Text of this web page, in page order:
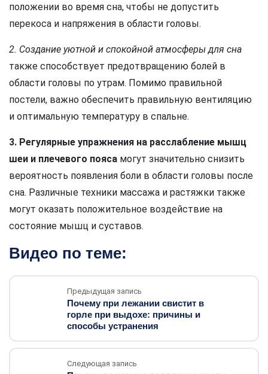
положении во время сна, чтобы не допустить
перекоса и напряжения в области головы.
2. Создание уютной и спокойной атмосферы для сна
также способствует предотвращению болей в
области головы по утрам. Помимо правильной
постели, важно обеспечить правильную вентиляцию
и оптимальную температуру в спальне.
3. Регулярные упражнения на расслабление мышц
шеи и плечевого пояса могут значительно снизить
вероятность появления боли в области головы после
сна. Различные техники массажа и растяжки также
могут оказать положительное воздействие на
состояние мышц и суставов.
Видео по теме:
Предыдущая запись
Почему при лежании свистит в
горле при выдохе: причины и
способы устранения
Следующая запись